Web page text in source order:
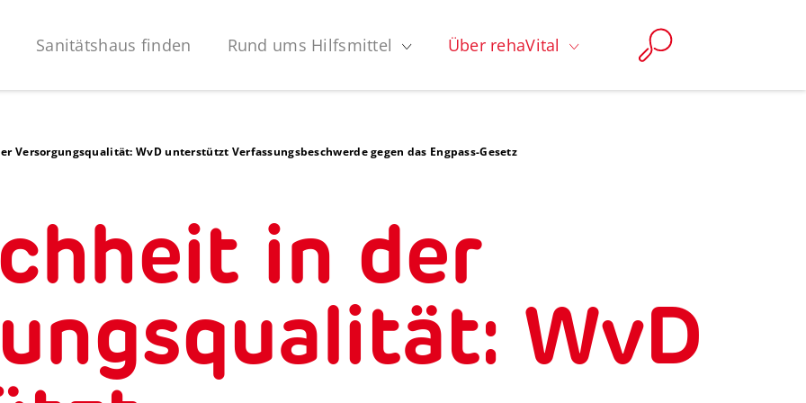
Sanitätshaus finden Rund ums Hilfsmittel Über rehaVital
Versorgungsqualität: WvD unterstützt Verfassungsbeschwerde gegen das Engpass-Gesetz
in der
WvD